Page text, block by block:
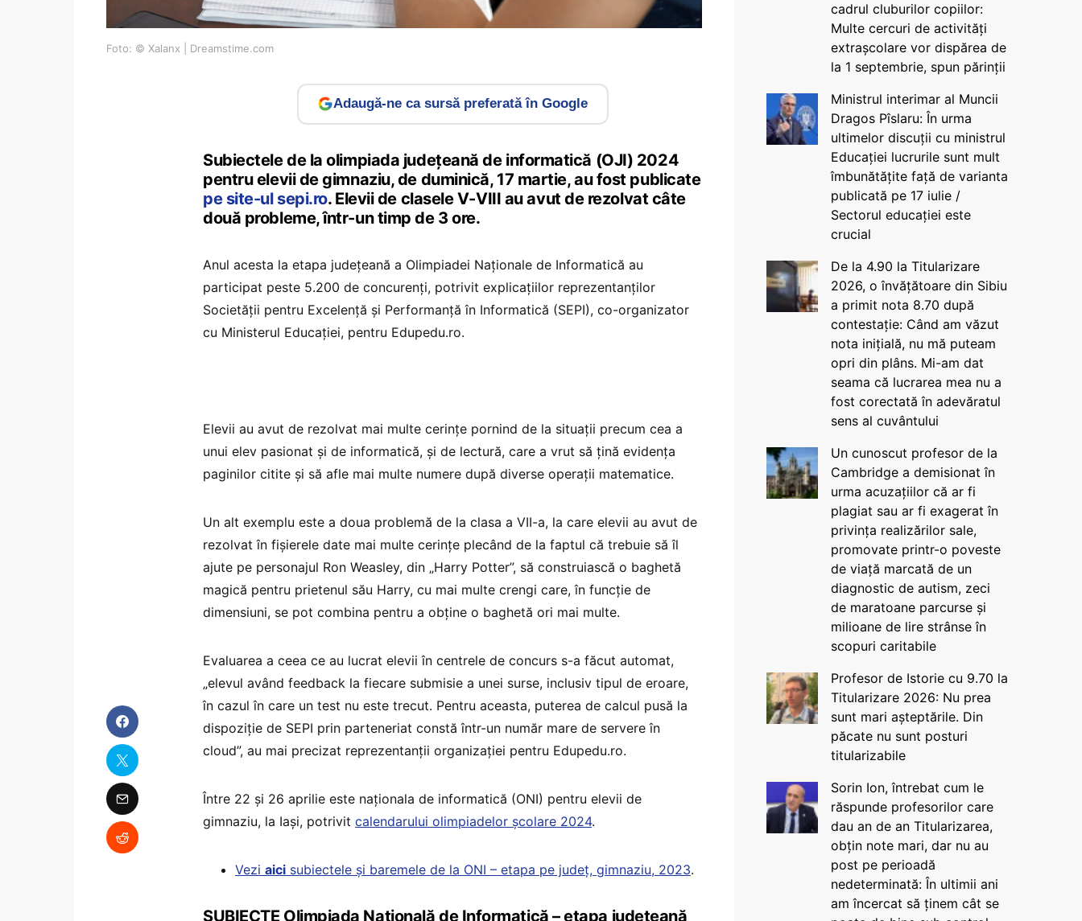
Foto: © Xalanx | Dreamstime.com
Adaugă-ne ca sursă preferată în Google
Subiectele de la olimpiada județeană de informatică (OJI) 2024
pentru elevii de gimnaziu, de duminică, 17 martie, au fost publicate
pe site-ul sepi.ro. Elevii de clasele V-VIII au avut de rezolvat câte
două probleme, într-un timp de 3 ore.
Anul acesta la etapa județeană a Olimpiadei Naționale de Informatică au
participat peste 5.200 de concurenți, potrivit explicațiilor reprezentanților
Societății pentru Excelență și Performanță în Informatică (SEPI), co-organizator
cu Ministerul Educației, pentru Edupedu.ro.
Elevii au avut de rezolvat mai multe cerințe pornind de la situații precum cea a
unui elev pasionat și de informatică, și de lectură, care a vrut să țină evidența
paginilor citite și să afle mai multe numere după diverse operații matematice.
Un alt exemplu este a doua problemă de la clasa a VII-a, la care elevii au avut de
rezolvat în fișierele date mai multe cerințe plecând de la faptul că trebuie să îl
ajute pe personajul Ron Weasley, din „Harry Potter”, să construiască o baghetă
magică pentru prietenul său Harry, cu mai multe crengi care, în funcție de
dimensiuni, se pot combina pentru a obține o baghetă ori mai multe.
Evaluarea a ceea ce au lucrat elevii în centrele de concurs s-a făcut automat,
„elevul având feedback la fiecare submisie a unei surse, inclusiv tipul de eroare,
în cazul în care un test nu este trecut. Pentru aceasta, puterea de calcul pusă la
dispoziție de SEPI prin parteneriat constă într-un număr mare de servere în
cloud”, au mai precizat reprezentanții organizației pentru Edupedu.ro.
Între 22 și 26 aprilie este naționala de informatică (ONI) pentru elevii de
gimnaziu, la Iași, potrivit calendarului olimpiadelor școlare 2024.
Vezi aici subiectele și baremele de la ONI – etapa pe județ, gimnaziu, 2023.
SUBIECTE Olimpiada Națională de Informatică – etapa județeană
cadrul cluburilor copiilor:
Multe cercuri de activități
extrașcolare vor dispărea de
la 1 septembrie, spun părinții
Ministrul interimar al Muncii
Dragos Pîslaru: În urma
ultimelor discuții cu ministrul
Educației lucrurile sunt mult
îmbunătățite față de varianta
publicată pe 17 iulie /
Sectorul educației este
crucial
De la 4.90 la Titularizare
2026, o învățătoare din Sibiu
a primit nota 8.70 după
contestație: Când am văzut
nota inițială, nu mă puteam
opri din plâns. Mi-am dat
seama că lucrarea mea nu a
fost corectată în adevăratul
sens al cuvântului
Un cunoscut profesor de la
Cambridge a demisionat în
urma acuzațiilor că ar fi
plagiat sau ar fi exagerat în
privința realizărilor sale,
promovate printr-o poveste
de viață marcată de un
diagnostic de autism, zeci
de maratoane parcurse și
milioane de lire strânse în
scopuri caritabile
Profesor de Istorie cu 9.70 la
Titularizare 2026: Nu prea
sunt mari așteptările. Din
păcate nu sunt posturi
titularizabile
Sorin Ion, întrebat cum le
răspunde profesorilor care
dau an de an Titularizarea,
obțin note mari, dar nu au
post pe perioadă
nedeterminată: În ultimii ani
am încercat să ținem cât se